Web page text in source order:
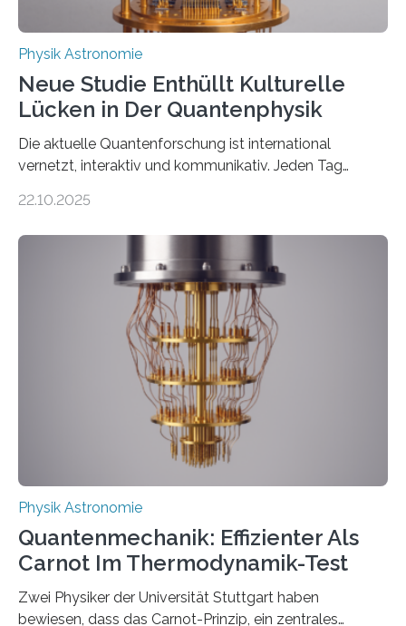
Physik Astronomie
Neue Studie Enthüllt Kulturelle
Lücken in Der Quantenphysik
Die aktuelle Quantenforschung ist international
vernetzt, interaktiv und kommunikativ. Jeden Tag
oft von Autor*innen, die eng zusammenarbeiten. Neue
werden schnell weiterentwickelt. Dies ist der Alltag in
der Forschung der Quantentheorie, die dieses Jahr 100
Jahre alt geworden ist, weshalb die UNESCO 2025 zum
Internationalen Jahr der Quantenwissenschaft und -
technologie ausgerufen hat. Doch nun hat eine
internationale Forschungsgruppe um den
22.10.2025
Physik Astronomie
Quantenmechanik: Effizienter Als
Carnot Im Thermodynamik-Test
Zwei Physiker der Universität Stuttgart haben
bewiesen, dass das Carnot-Prinzip, ein zentrales